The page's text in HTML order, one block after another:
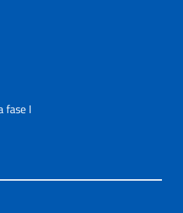
fase I